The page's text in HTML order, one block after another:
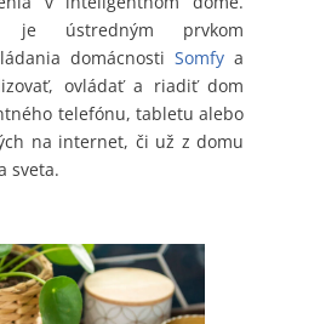
je ústredným prvkom
domácnostiSomfy a
ovládať a riadiť dom
telefónu, tabletu alebo
na internet, či už z domu
sveta.